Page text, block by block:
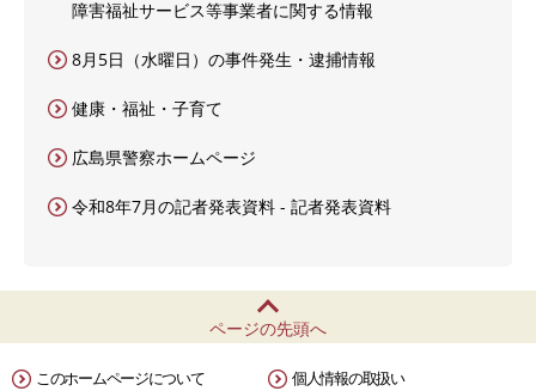
障害福祉サービス等事業者に関する情報
8月5日（水曜日）の事件発生・逮捕情報
健康・福祉・子育て
広島県警察ホームページ
令和8年7月の記者発表資料 - 記者発表資料
ページの先頭へ
このホームページについて 個人情報の取扱い